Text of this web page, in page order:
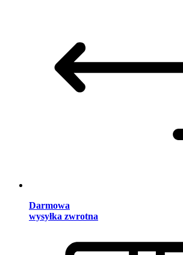
Darmowa
wysyłka zwrotna